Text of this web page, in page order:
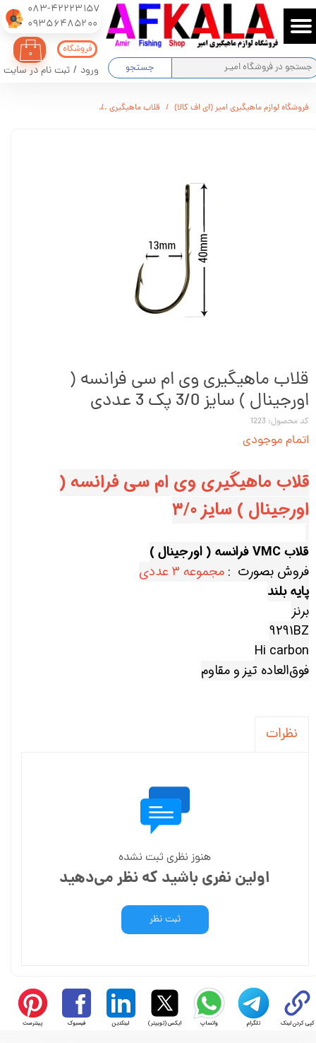
083-42223157
​​​​​​​09356485200
جستجو
۰
ورود / ثبت نام در سایت
حساب کاربری من
تغییر گذر واژه
فروشگاه
فروشگاه لوازم ماهیگیری امیر (ای اف کالا) قلاب ماهیگیری
قلاب ماهیگیری وی ام سی فرانسه (
اورجینال ) سایز 3/0 پک 3 عددی
کد محصول: 1223
اتمام موجودی
قلاب ماهیگیری وی ام سی فرانسه (
اورجینال ) سایز 3/0
قلاب VMC فرانسه ( اورجینال )
فروش بصورت : مجموعه 3 عددی
پایه بلند
برنز
9291BZ
Hi carbon
فوق‌العاده تیز و مقاوم
نظرات
هنوز نظری ثبت نشده
اولین نفری باشید که نظر می‌دهید
ثبت نظر
کپی کردن لینک تلگرام واتساپ ایکس (توییتر) لینکدین فیسبوک پینترست